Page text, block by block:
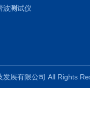
波测试仪
发展有限公司 All